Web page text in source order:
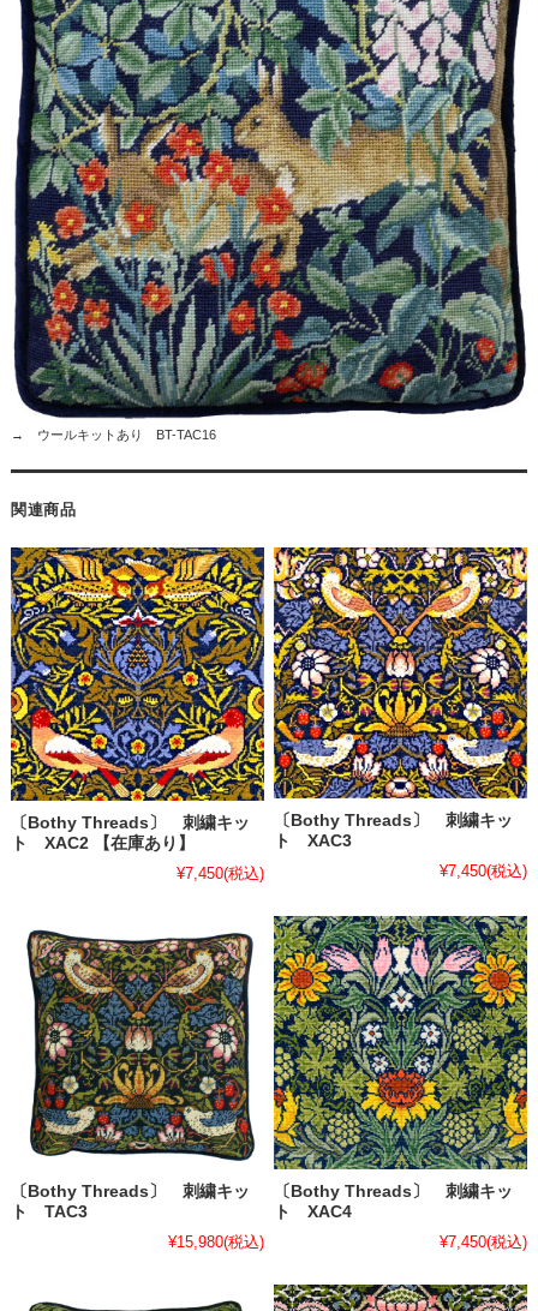
→ ウールキットあり BT-TAC16
関連商品
〔Bothy Threads〕 刺繍キッ
ト XAC2 【在庫あり】
¥7,450(税込)
〔Bothy Threads〕 刺繍キッ
ト XAC3
¥7,450(税込)
〔Bothy Threads〕 刺繍キッ
ト TAC3
¥15,980(税込)
〔Bothy Threads〕 刺繍キッ
ト XAC4
¥7,450(税込)